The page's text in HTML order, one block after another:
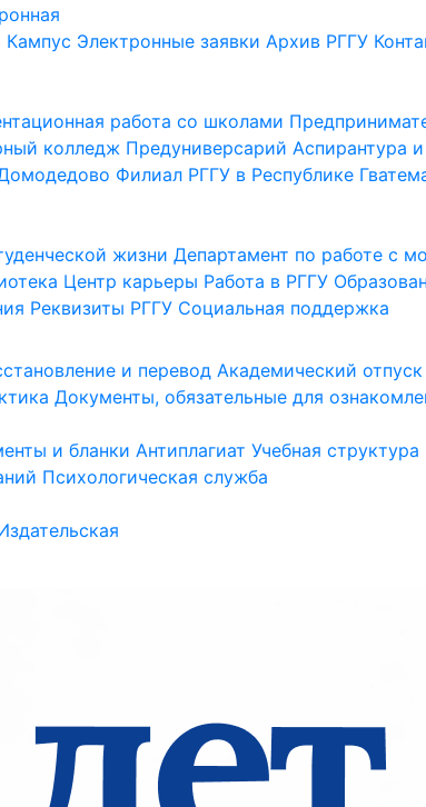
Кампус Электронные заявки Архив РГГУ
работа со школами
колледж Предуниверсарий Аспирантура
Филиал РГГУ в Республике
жизни Департамент по работе с
Центр карьеры Работа в РГГУ
Реквизиты РГГУ Социальная поддержка
и перевод Академический отпуск
Документы, обязательные для
и бланки Антиплагиат Учебная структура
Психологическая служба